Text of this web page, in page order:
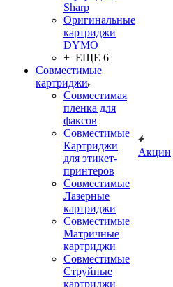
Sharp
Оригинальные
картриджи
DYMO
+ ЕЩЕ 6
Совместимые
картриджи
Совместимая
пленка для
факсов
Совместимые
Картриджи
для этикет-
принтеров
Совместимые
Лазерные
картриджи
Совместимые
Матричные
картриджи
Совместимые
Струйные
картриджи
Акции